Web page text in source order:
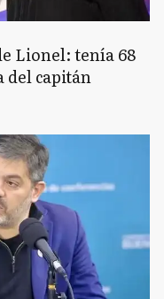
Lionel: tenía 68
del capitán